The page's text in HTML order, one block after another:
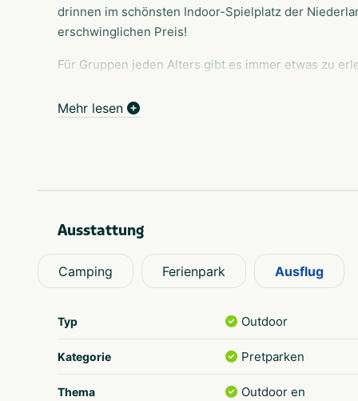
drinnen im schönsten Indoor-Spielplatz der
erschwinglichen Preis!
Für Gruppen jeden Alters gibt es immer etwas zu
Terrasse bei einem Craftbier entspannen oder aktiv
Mehr lesen
Ausstattung
Camping Ferienpark Ausflug
Typ Outdoor
Kategorie Pretparken
Thema
Outdoor en